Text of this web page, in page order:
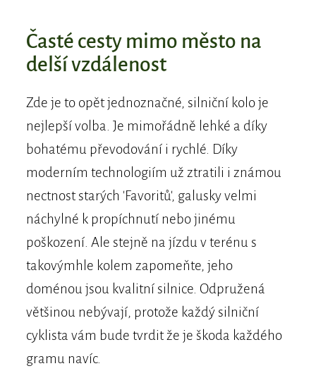
Časté cesty mimo město na
delší vzdálenost
Zde je to opět jednoznačné, silniční kolo je
nejlepší volba. Je mimořádně lehké a díky
bohatému převodování i rychlé. Díky
moderním technologiím už ztratili i známou
nectnost starých 'Favoritů', galusky velmi
náchylné k propíchnutí nebo jinému
poškození. Ale stejně na jízdu v terénu s
takovýmhle kolem zapomeňte, jeho
doménou jsou kvalitní silnice. Odpružená
většinou nebývají, protože každý silniční
cyklista vám bude tvrdit že je škoda každého
gramu navíc.